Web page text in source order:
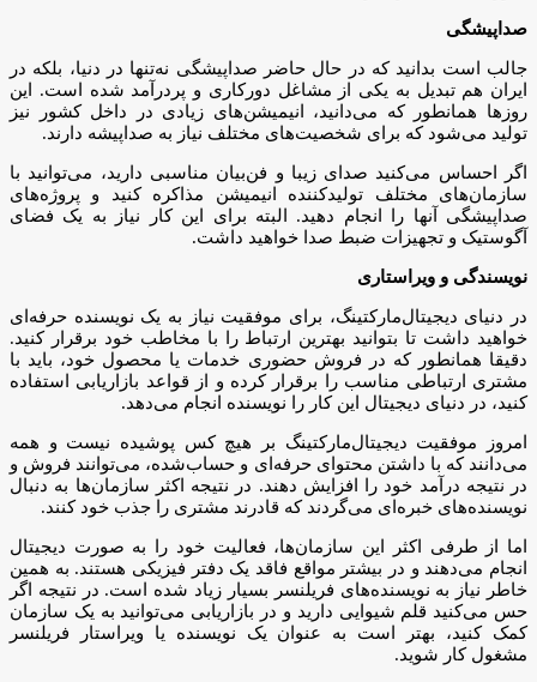
صداپیشگی
جالب است بدانید که در حال حاضر صداپیشگی نه‌تنها در دنیا، بلکه در
ایران هم تبدیل به یکی از مشاغل دورکاری و پر‌درآمد شده است. این
روزها همانطور که می‌دانید، انیمیشن‌های زیادی در داخل کشور نیز
تولید می‌شود که برای شخصیت‌های مختلف نیاز به صدا‌پیشه دارند.
اگر احساس می‌کنید صدای زیبا و فن‌بیان مناسبی دارید، می‌توانید با
سازمان‌های مختلف تولید‌کننده انیمیشن مذاکره کنید و پروژه‌های
صدا‌پیشگی آنها را انجام دهید. البته برای این کار نیاز به یک فضای
آگوستیک و تجهیزات ضبط صدا خواهید داشت.
نویسندگی و ویراستاری
در دنیای دیجیتال‌مارکتینگ، برای موفقیت نیاز به یک نویسنده حرفه‌ای
خواهید داشت تا بتوانید بهترین ارتباط را با مخاطب خود برقرار کنید.
دقیقا همانطور که در فروش حضوری خدمات یا محصول خود، باید با
مشتری ارتباطی مناسب را برقرار کرده و از قواعد بازاریابی استفاده
کنید، در دنیای دیجیتال این کار را نویسنده انجام می‌دهد.
امروز‌ موفقیت دیجیتال‌مارکتینگ بر هیچ کس پوشیده نیست و همه
می‌دانند که با داشتن محتوای حرفه‌ای و حساب‌شده، می‌توانند فروش و
در نتیجه درآمد خود را افزایش دهند. در نتیجه اکثر سازمان‌ها به دنبال
نویسنده‌های خبره‌ای می‌گردند که قادرند مشتری را جذب خود کنند.
اما از طرفی اکثر این سازمان‌ها، فعالیت خود را به صورت دیجیتال
انجام می‌دهند و در بیشتر مواقع فاقد یک دفتر فیزیکی هستند. به همین
خاطر نیاز به نویسنده‌های فریلنسر بسیار زیاد شده است. در نتیجه اگر
حس می‌کنید قلم شیوایی دارید و در بازاریابی می‌توانید به یک سازمان
کمک کنید، بهتر است به عنوان یک نویسنده یا ویراستار فریلنسر
مشغول کار شوید.